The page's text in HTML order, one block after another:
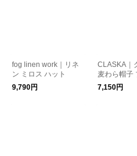
fog linen work｜リネ
ン ミロス ハット
9,790円
CLASKA｜
麦わら帽子
とな用［UV
線対策］
7,150円